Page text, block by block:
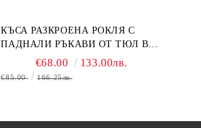
КЪСА РАЗКРОЕНА РОКЛЯ С
ПАДНАЛИ РЪКАВИ ОТ ТЮЛ В
БЕЖОВО€68.00 133.00лв.
€85.00 166.25лв.